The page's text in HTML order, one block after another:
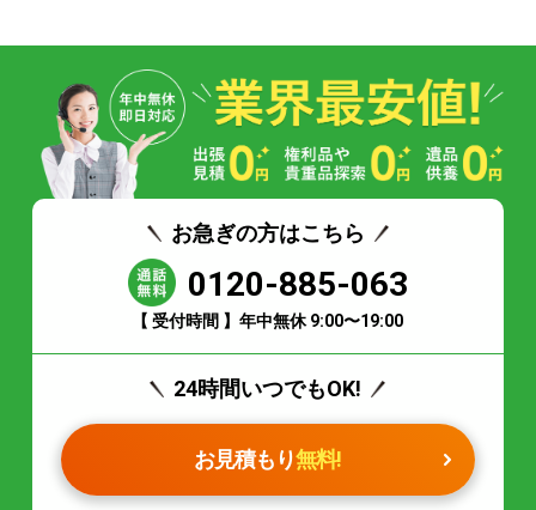
お急ぎの方はこちら
0120-885-063
【 受付時間 】年中無休 9:00〜19:00
24時間いつでもOK!
お見積もり無料!